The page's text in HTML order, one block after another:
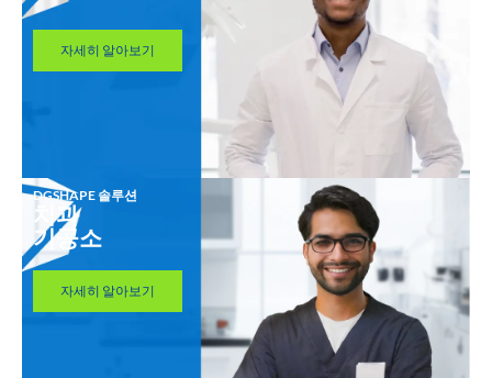
자세히 알아보기
DGSHAPE 솔루션
치과
기공소
자세히 알아보기